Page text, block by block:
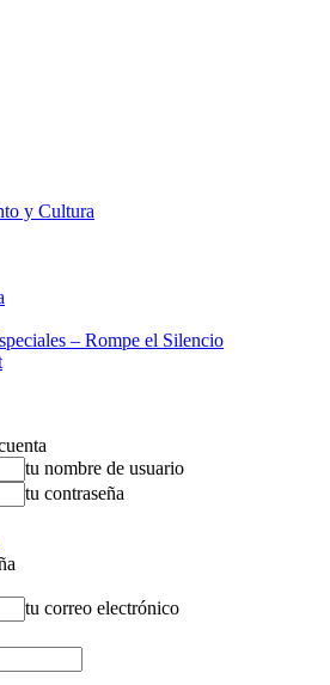
y Cultura
– Rompe el Silencio
tu nombre de usuario
tu contraseña
tu correo electrónico